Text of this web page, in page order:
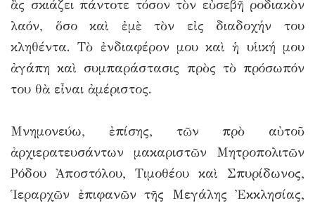
ἂς σκιάζει πάντοτε τόσον τὸν εὐσεβῆ ροδιακὸν
λαόν, ὅσο καὶ ἐμὲ τὸν εἰς διαδοχήν του
κληθέντα. Τὸ ἐνδιαφέρον μου καὶ ἡ υἱική μου
ἀγάπη καὶ συμπαράστασις πρὸς τὸ πρόσωπόν
του θὰ εἶναι ἀμέριστος.
Μνημονεύω, ἐπίσης, τῶν πρὸ αὐτοῦ
ἀρχιερατευσάντων μακαριστῶν Μητροπολιτῶν
Ρόδου Ἀποστόλου, Τιμοθέου καὶ Σπυρίδωνος,
Ἱεραρχῶν ἐπιφανῶν τῆς Μεγάλης Ἐκκλησίας,